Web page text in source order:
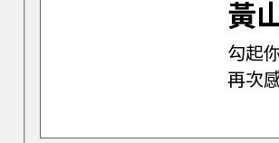
黃
勾起
再次